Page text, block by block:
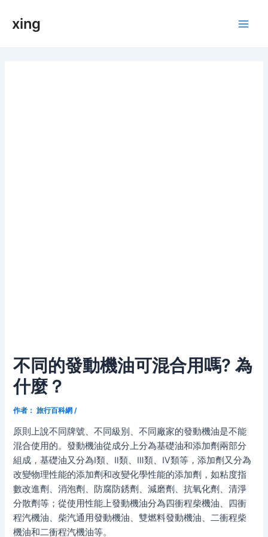
xing
不同的發動機油可混合用嗎? 為
什麼？
作者： 旅行百科網 /
原則上說不同牌號、不同級別、不同廠家的發動機油是不能
混合使用的。發動機油從成分上分為基礎油和添加劑兩部分
組成，基礎油又分為Ⅰ類、Ⅱ類、Ⅲ類、Ⅳ類等，添加劑又分為
改變物理性能的添加劑和改變化學性能的添加劑，如粘度指
數改進劑、消泡劑、防腐防銹劑、減磨劑、抗氧化劑、清淨
分散劑等；從使用性能上發動機油分為四衝程柴機油、四衝
程汽機油、柴汽通用發動機油、雙燃料發動機油、二衝程柴
機油和二衝程汽機油等。